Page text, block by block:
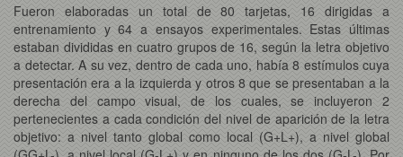
Fueron elaboradas un total de 80 tarjetas, 16 dirigidas a
entrenamiento y 64 a ensayos experimentales. Estas últimas
estaban divididas en cuatro grupos de 16, según la letra objetivo
a detectar. A su vez, dentro de cada uno, había 8 estímulos cuya
presentación era a la izquierda y otros 8 que se presentaban a la
derecha del campo visual, de los cuales, se incluyeron 2
pertenecientes a cada condición del nivel de aparición de la letra
objetivo: a nivel tanto global como local (G+L+), a nivel global